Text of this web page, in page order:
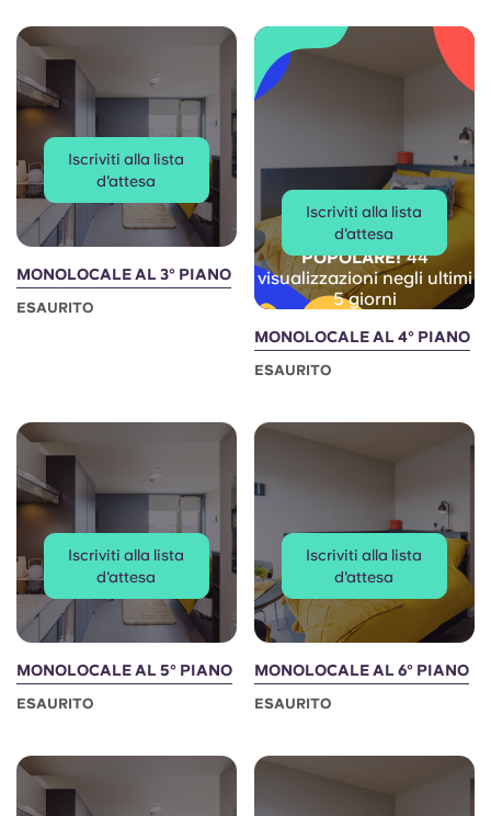
Iscriviti alla lista
d'attesa
MONOLOCALE AL 3° PIANO
ESAURITO
POPOLARE! 44
visualizzazioni negli ultimi
5 giorni
Iscriviti alla lista
d'attesa
MONOLOCALE AL 4° PIANO
ESAURITO
Iscriviti alla lista
d'attesa
MONOLOCALE AL 5° PIANO
ESAURITO
Iscriviti alla lista
d'attesa
MONOLOCALE AL 6° PIANO
ESAURITO